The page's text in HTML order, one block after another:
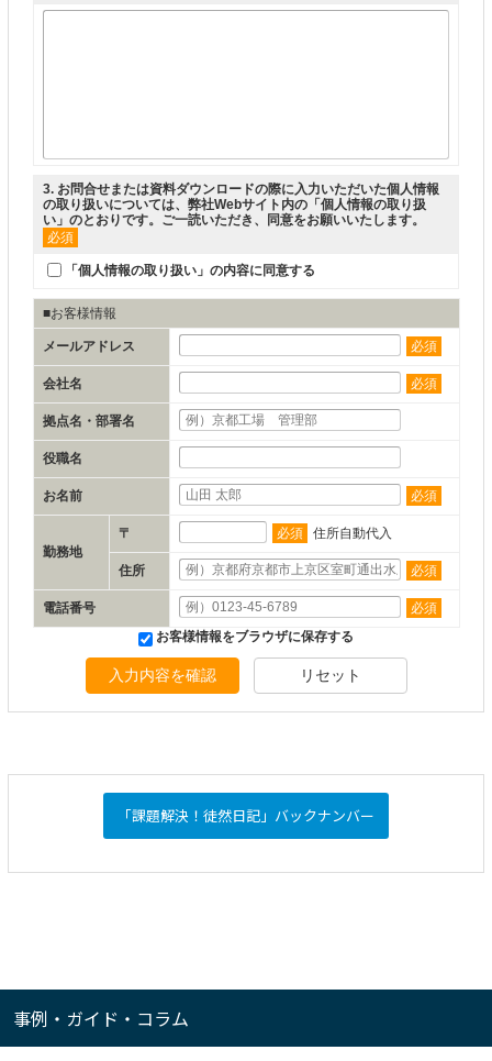
3. お問合せまたは資料ダウンロードの際に入力いただいた個人情報
の取り扱いについては、弊社Webサイト内の「 個人情報の取り扱
い 」のとおりです。ご一読いただき、同意をお願いいたします。
必須
「個人情報の取り扱い」の内容に同意する
■お客様情報
メールアドレス 必須
会社名 必須
拠点名・部署名
役職名
お名前 必須
勤務地
〒 必須 住所自動代入
住所 必須
電話番号
必須
お客様情報をブラウザに保存する
入力内容を確認 リセット
「課題解決！徒然日記」バックナンバー
事例・ガイド・コラム